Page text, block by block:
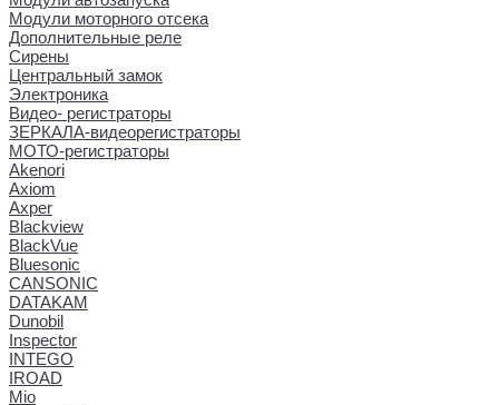
Модули моторного отсека
Дополнительные реле
Сирены
Центральный замок
Электроника
Видео- регистраторы
ЗЕРКАЛА-видеорегистраторы
МОТО-регистраторы
Akenori
Axiom
Axper
Blackview
BlackVue
Bluesonic
CANSONIC
DATAKAM
Dunobil
Inspector
INTEGO
IROAD
Mio